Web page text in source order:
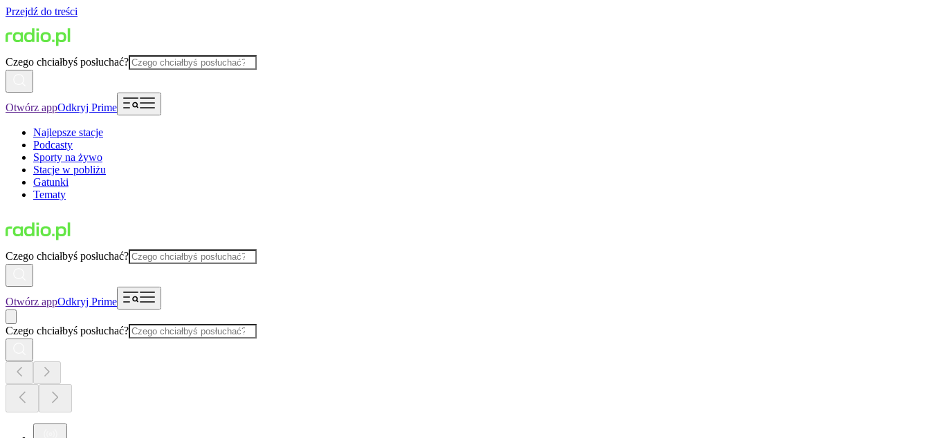
Przejdź do treści
Czego chciałbyś posłuchać?
Otwórz appOdkryj Prime
Najlepsze stacje
Podcasty
Sporty na żywo
Stacje w pobliżu
Gatunki
Tematy
Czego chciałbyś posłuchać?
Otwórz appOdkryj Prime
Czego chciałbyś posłuchać?